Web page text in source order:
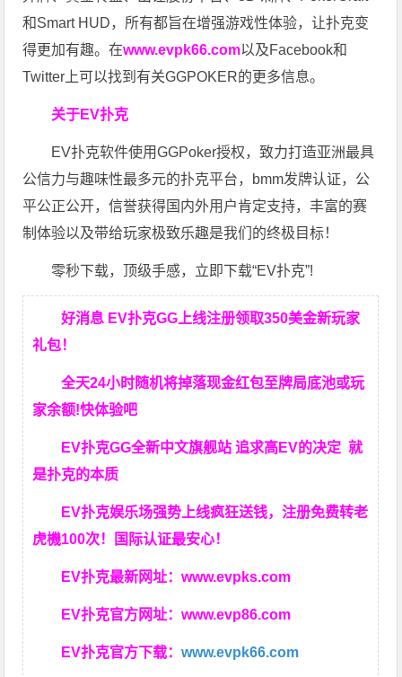
和Smart HUD，所有都旨在增强游戏性体验，让扑克变
得更加有趣。在www.evpk66.com以及Facebook和
Twitter上可以找到有关GGPOKER的更多信息。
关于EV扑克
EV扑克软件使用GGPoker授权，致力打造亚洲最具
公信力与趣味性最多元的扑克平台，bmm发牌认证，公
平公正公开，信誉获得国内外用户肯定支持，丰富的赛
制体验以及带给玩家极致乐趣是我们的终极目标！
零秒下载，顶级手感，立即下载“EV扑克”!
好消息 EV扑克GG上线注册领取350美金新玩家
礼包！
全天24小时随机将掉落现金红包至牌局底池或玩
家余额!快体验吧
EV扑克GG全新中文旗舰站 追求高EV的决定就
是扑克的本质
EV扑克娱乐场强势上线疯狂送钱，注册免费转老
虎機100次！国际认证最安心！
EV扑克最新网址：www.evpks.com
EV扑克官方网址：www.evp86.com
EV扑克官方下载：www.evpk66.com